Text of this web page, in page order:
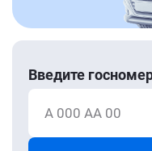
Введите
А 000 АА 00